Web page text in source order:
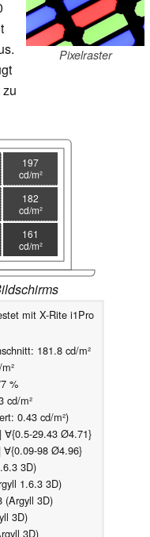
Pixelraster
197
cd/m²
182
cd/m²
161
cd/m²
mit X-Rite i1Pro
181.8 cd/m²
%
cd/m²
0.43 cd/m²)
∀{0.5-29.43 Ø4.71}
∀{0.09-98 Ø4.96}
3D)
1.6.3 3D)
(Argyll 3D)
3D)
3D)